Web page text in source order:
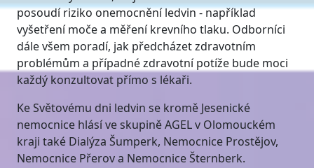
posoudí riziko onemocnění ledvin - například
vyšetření moče a měření krevního tlaku. Odborníci
dále všem poradí, jak předcházet zdravotním
problémům a případné zdravotní potíže bude moci
každý konzultovat přímo s lékaři.
Ke Světovému dni ledvin se kromě Jesenické
nemocnice hlásí ve skupině AGEL v Olomouckém
kraji také Dialýza Šumperk, Nemocnice Prostějov,
Nemocnice Přerov a Nemocnice Šternberk.